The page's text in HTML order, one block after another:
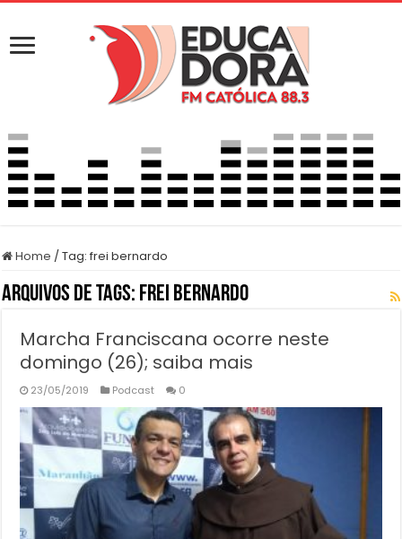
Home /Tag:frei bernardo
Arquivos de Tags: frei bernardo
Marcha Franciscana ocorre neste
domingo (26); saiba mais
23/05/2019 Podcast 0